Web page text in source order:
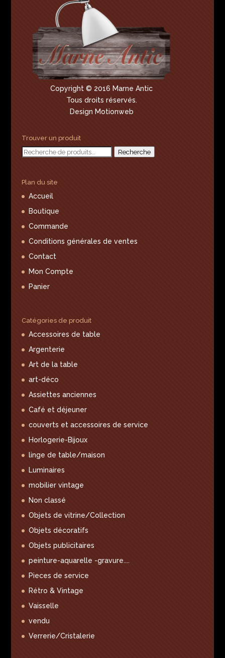
Copyright © 2016 Marne Antic
Tous droits réservés.
Design Motionweb
Trouver un produit
Recherche
Recherche
Plan du site
Accueil
Boutique
Commande
Conditions générales de ventes
Contact
Mon Compte
Panier
Catégories de produit
Accessoires de table
Argenterie
Art de la table
art-déco
Assiettes anciennes
Café et déjeuner
couverts et accessoires de service
Horlogerie-Bijoux
linge de table/maison
Luminaires
mobilier vintage
Non classé
Objets de vitrine/Collection
Objets décoratifs
Objets publicitaires
peinture-aquarelle -gravure....
Pieces de service
Rétro & Vintage
Vaisselle
vendu
Verrerie/Cristalerie